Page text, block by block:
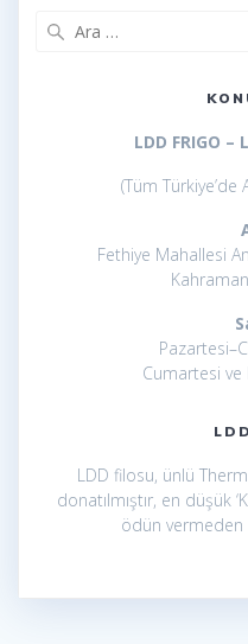
LDD FRIGO –
(Tüm Türkiye’de
Fethiye Mahallesi
Cumartesi ve
LDD filosu, ünlü
donatılmıştır, en düşük
ödün vermeden